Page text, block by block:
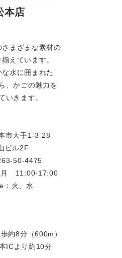
本店
さまざまな素材の
えています。
水に囲まれた
、かごの魅力を
いきます。
市大手1-3-28
ビル2F
50-4475
月 11:00-17:00
：火、水
約8分（600m）
ICより約10分